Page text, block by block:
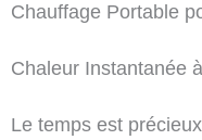
Chauffage Portable
Chaleur Instantanée
Le temps est